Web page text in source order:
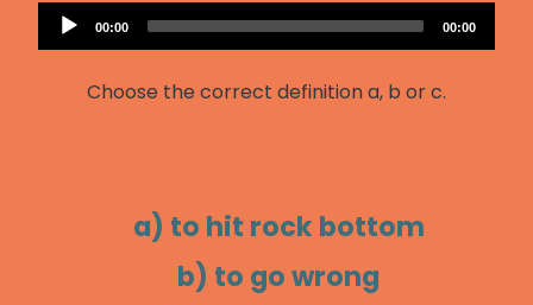
Audio
Player
Current
00:00
Total
00:00
Choose the correct definition a, b or c.
a) to hit rock bottom
b) to go wrong